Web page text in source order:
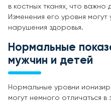
в костных тканях, что важно
Изменения его уровня могут
нарушения здоровья.
Нормальные
мужчин и детей
Нормальные уровни
могут немного отличаться в